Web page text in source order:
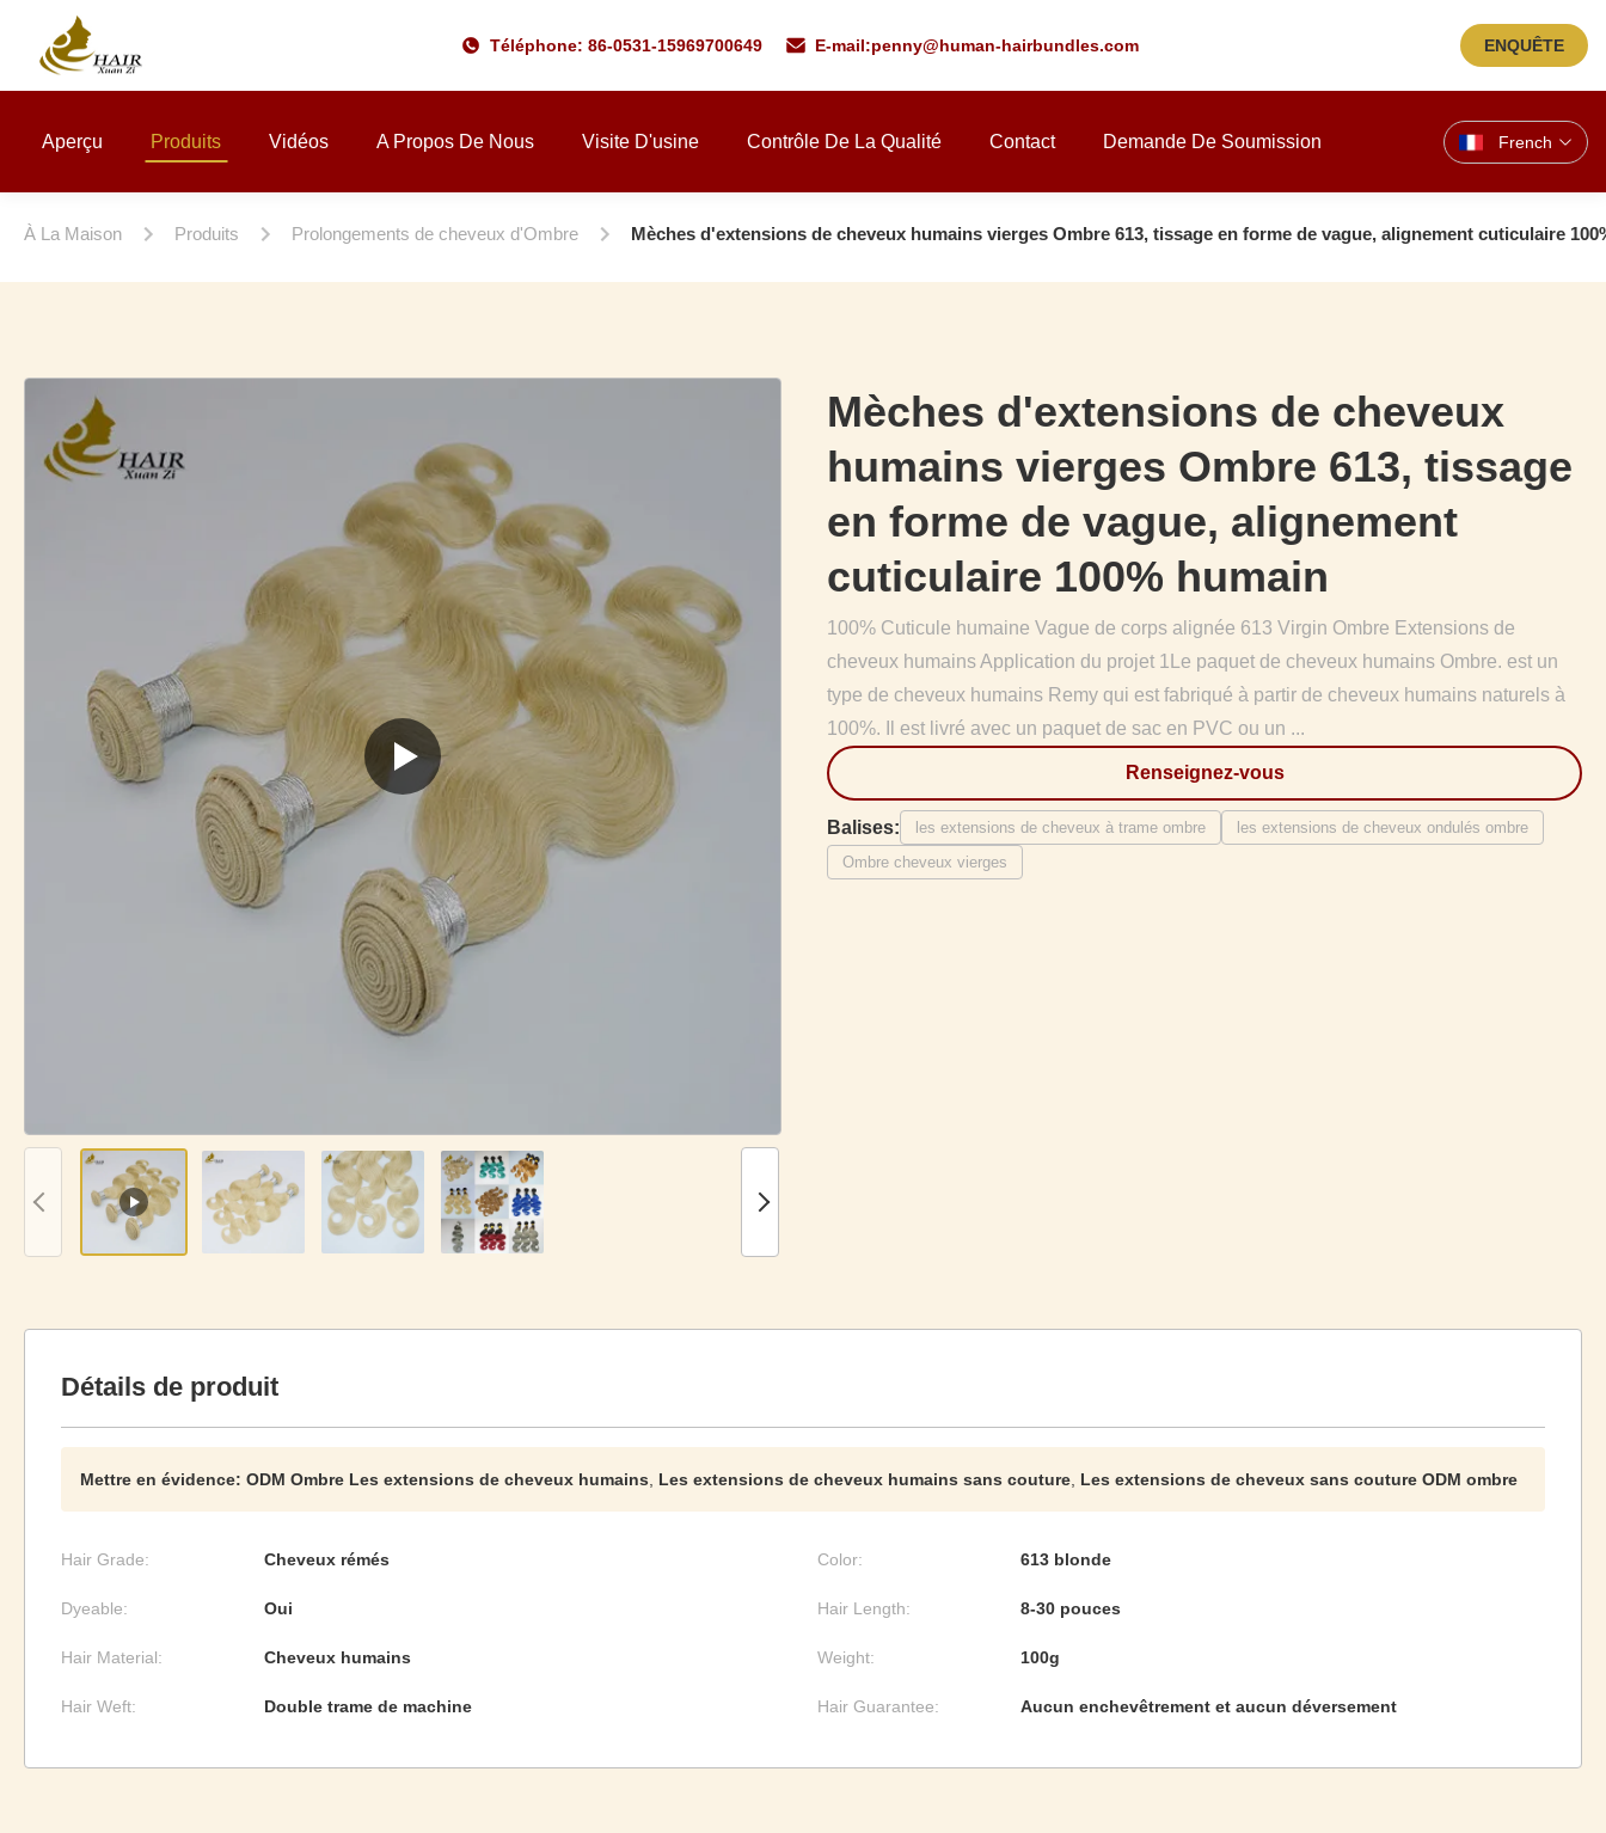
Téléphone: 86-0531-15969700649 E-mail:penny@human-hairbundles.com ENQUÊTE
Aperçu Produits Vidéos A Propos De Nous Visite D'usine Contrôle De La Qualité Contact Demande De Soumission French
À La Maison Produits Prolongements de cheveux d'Ombre Mèches d'extensions de cheveux humains vierges Ombre 613, tissage en forme de vague, alignement cuticulaire
Mèches d'extensions de cheveux
humains vierges Ombre 613, tissage
en forme de vague, alignement
cuticulaire 100% humain
100% Cuticule humaine Vague de corps alignée 613 Virgin Ombre Extensions de
cheveux humains Application du projet 1Le paquet de cheveux humains Ombre. est un
type de cheveux humains Remy qui est fabriqué à partir de cheveux humains naturels à
100%. Il est livré avec un paquet de sac en PVC ou un ...
Renseignez-vous
Balises: les extensions de cheveux à trame ombre
les extensions de cheveux ondulés ombre
Ombre cheveux vierges
Détails de produit
Mettre en évidence: ODM Ombre Les extensions de cheveux humains Les extensions de cheveux humains sans couture Les extensions de cheveux sans couture ODM ombre
Hair Grade: Cheveux rémés Color: 613 blonde
Dyeable: Oui Hair Length: 8-30 pouces
Hair Material: Cheveux humains Weight: 100g
Hair Weft: Double trame de machine Hair Guarantee: Aucun enchevêtrement et aucun déversement